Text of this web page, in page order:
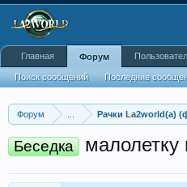
Форум Рачки La2world(a)
Беседка малолетку
Главная Форум
Поиск сообщений Последние